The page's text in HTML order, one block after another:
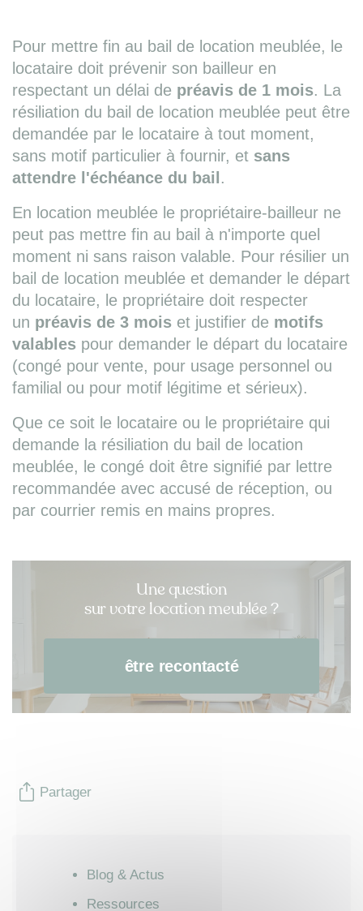
Pour mettre fin au bail de location meublée, le
locataire doit prévenir son bailleur en
respectant un délai de préavis de 1 mois. La
résiliation du bail de location meublée peut être
demandée par le locataire à tout moment,
sans motif particulier à fournir, et sans
attendre l'échéance du bail .
En location meublée le propriétaire-bailleur ne
peut pas mettre fin au bail à n'importe quel
moment ni sans raison valable. Pour résilier un
bail de location meublée et demander le départ
du locataire, le propriétaire doit respecter
un préavis de 3 mois et justifier de motifs
valables pour demander le départ du locataire
(congé pour vente, pour usage personnel ou
familial ou pour motif légitime et sérieux).
Que ce soit le locataire ou le propriétaire qui
demande la résiliation du bail de location
meublée, le congé doit être signifié par lettre
recommandée avec accusé de réception, ou
par courrier remis en mains propres.
Une question
sur votre location meublée ?
être recontacté
Partager
Blog & Actus
Ressources